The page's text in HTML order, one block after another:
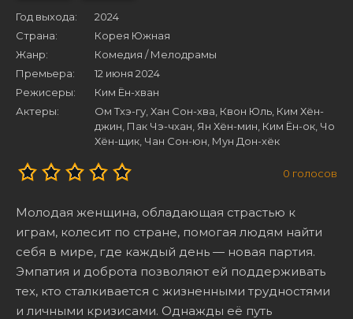
Год выхода:
2024
Страна:
Корея Южная
Жанр:
Комедия / Мелодрамы
Премьера:
12 июня 2024
Режисеры:
Ким Ён-хван
Актеры:
Ом Тхэ-гу, Хан Сон-хва, Квон Юль, Ким Хён-
джин, Пак Чэ-чхан, Ян Хён-мин, Ким Ён-ок, Чо
Хён-щик, Чан Сон-юн, Мун Дон-хёк
0 голосов
Молодая женщина, обладающая страстью к
играм, колесит по стране, помогая людям найти
себя в мире, где каждый день — новая партия.
Эмпатия и доброта позволяют ей поддерживать
тех, кто сталкивается с жизненными трудностями
и личными кризисами. Однажды её путь